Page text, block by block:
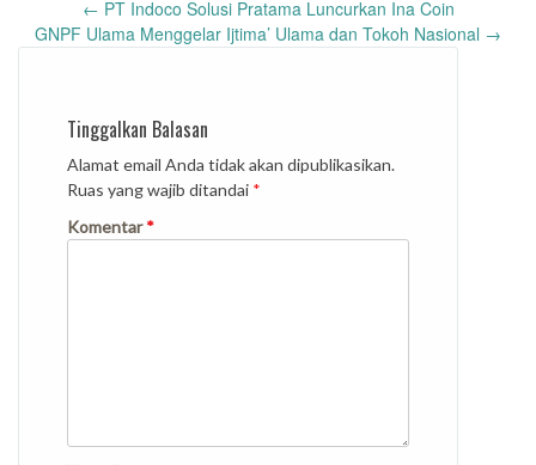
navigation
← PT Indoco Solusi Pratama Luncurkan Ina Coin
GNPF Ulama Menggelar Ijtima’ Ulama dan Tokoh Nasional →
Tinggalkan Balasan
Alamat email Anda tidak akan dipublikasikan.
Ruas yang wajib ditandai *
Komentar*